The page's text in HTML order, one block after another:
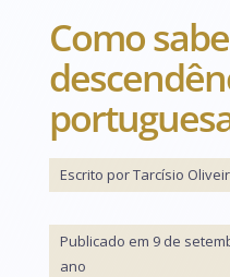
Como
Escrito por Tarcísio
Publicado em 9 de
ano